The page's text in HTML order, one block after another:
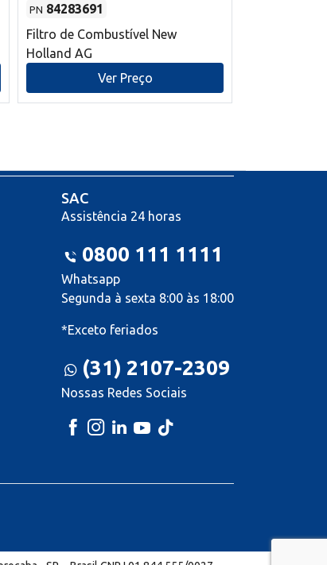
PN 84283691
Filtro de Combustível New
Holland AG
Ver Preço
SAC
Assistência 24 horas
0800 111 1111
Whatsapp
Segunda à sexta 8:00 às 18:00
*Exceto feriados
(31) 2107-2309
Nossas Redes Sociais